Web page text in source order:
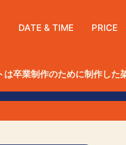
DATE & TIME PRICE
卒業制作のために制作した